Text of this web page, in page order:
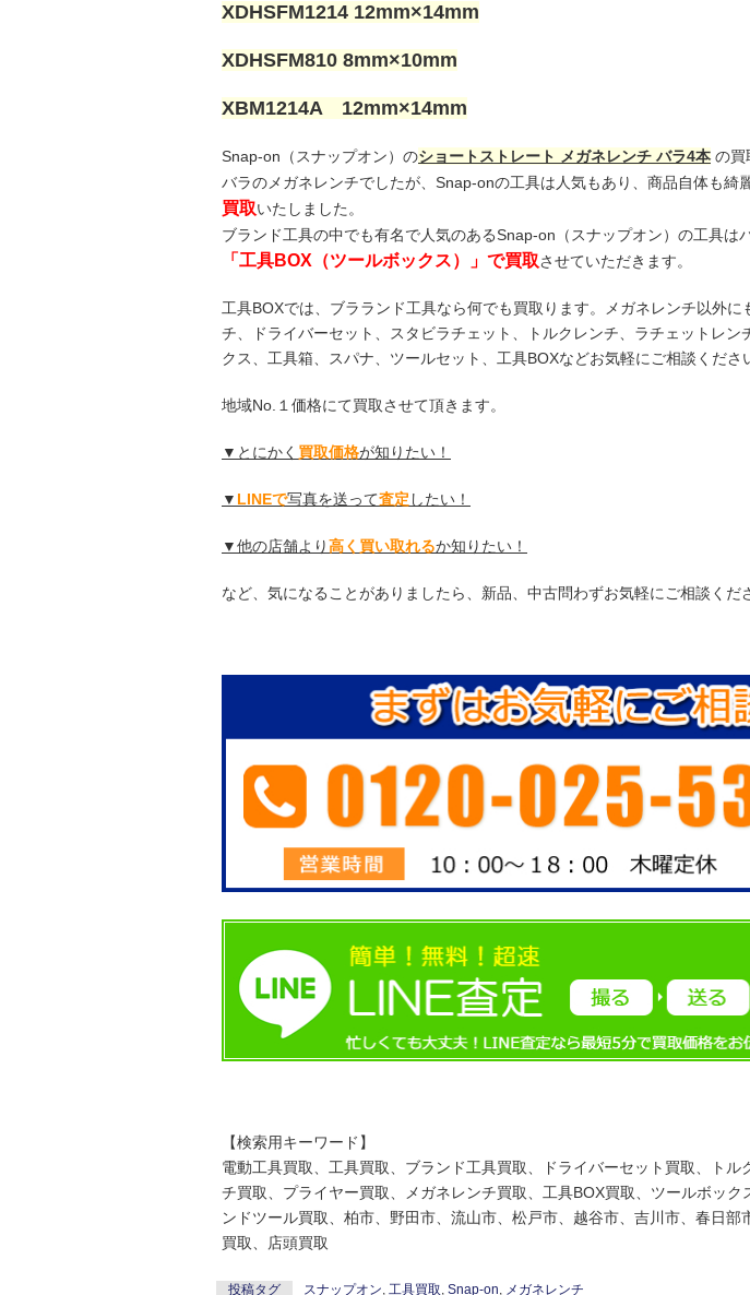
XDHSFM1214 12mm×14mm
XDHSFM810 8mm×10mm
XBM1214A 12mm×14mm
Snap-on（スナップオン）のショートストレート メガネレンチ バラ4本 の買
バラのメガネレンチでしたが、Snap-onの工具は人気もあり、商品自体も綺
買取いたしました。
ブランド工具の中でも有名で人気のあるSnap-on（スナップオン）の工具は
「工具BOX（ツールボックス）」で買取させていただきます。
工具BOXでは、ブラランド工具なら何でも買取ります。メガネレンチ以外に
チ、ドライバーセット、スタビラチェット、トルクレンチ、ラチェットレン
クス、工具箱、スパナ、ツールセット、工具BOXなどお気軽にご相談くださ
地域No.１価格にて買取させて頂きます。
▼とにかく 買取価格が知りたい！
▼ LINEで写真を送って査定 したい！
▼他の店舗より高く買い取れるか知りたい！
など、気になることがありましたら、新品、中古問わずお気軽にご相談くだ
【検索用キーワード】
電動工具買取、工具買取、ブランド工具買取、ドライバーセット買取、トル
チ買取、プライヤー買取、メガネレンチ買取、工具BOX買取、ツールボック
ンドツール買取、柏市、野田市、流山市、松戸市、越谷市、吉川市、春日部
買取、店頭買取
投稿タグ スナップオン, 工具買取, Snap-on, メガネレンチ